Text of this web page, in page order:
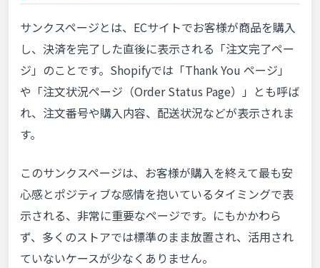
サンクスページとは、ECサイトでお客様が商品を購入
し、決済を完了した直後に表示される「注文完了ペー
ジ」のことです。Shopifyでは「Thank You ページ」
や「注文状況ページ（Order Status Page）」とも呼ば
れ、注文番号や購入内容、配送状況などが表示されま
す。
このサンクスページは、お客様が購入を終えて最も安
心感とポジティブな感情を抱いているタイミングで表
示される、非常に重要なページです。にもかかわら
ず、多くのストアでは標準のまま放置され、活用され
ていないケースが少なくありません。